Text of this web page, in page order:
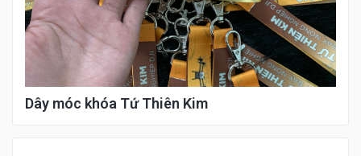
Dây móc khóa Tứ Thiên Kim